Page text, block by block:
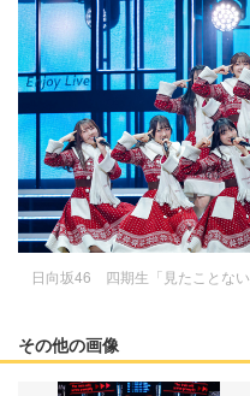
日向坂46 四期生「見たことない
その他の画像